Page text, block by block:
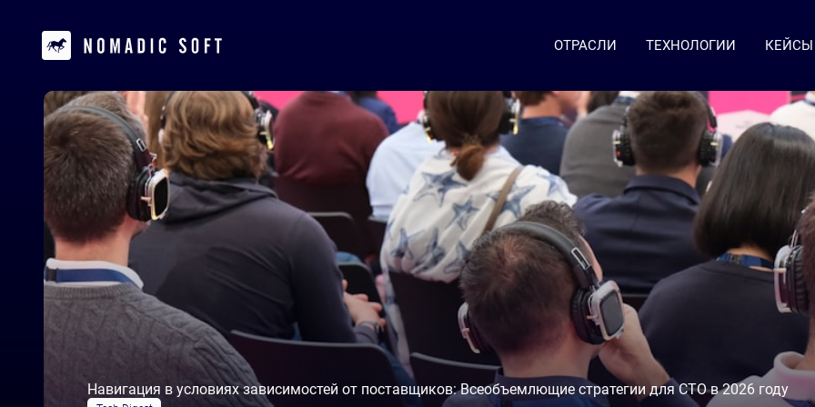
ОТРАСЛИ ТЕХНОЛОГИИ КЕЙСЫ
Навигация в условиях зависимостей от поставщиков: Всеобъемлющие стратегии для CTO в 2026 году